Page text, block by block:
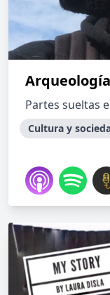
Partes sueltas
Cultura y